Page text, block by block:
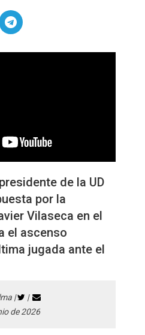
de la UD
por la
Vilaseca en el
el ascenso
jugada ante el
|
|
de 2026